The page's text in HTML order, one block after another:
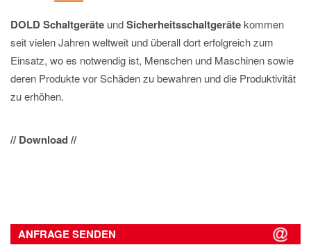
DOLDSchaltgeräte undSicherheitsschaltgerätekommen
seit vielen Jahren weltweit und überall dort erfolgreich zum
Einsatz, wo es notwendig ist, Menschen und Maschinen sowie
deren Produkte vor Schäden zu bewahren und die Produktivität
zu erhöhen.
// Download //
ANFRAGE SENDEN